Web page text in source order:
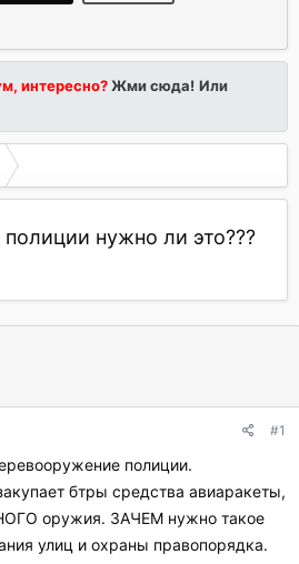
интересно?Жми сюда! Или
нужно ли это???
#1
полиции.
бтры средства авиаракеты,
оружия. ЗАЧЕМ нужно такое
улиц и охраны правопорядка.